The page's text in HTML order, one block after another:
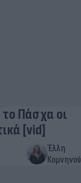
Πάσχα οι
[vid]
Έλλη
Κομνηνού